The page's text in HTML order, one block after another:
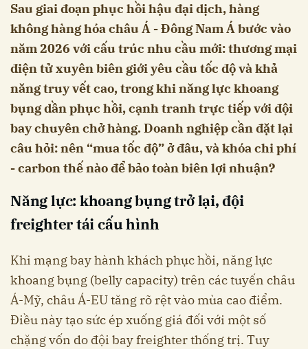
Sau giai đoạn phục hồi hậu đại dịch, hàng
không hàng hóa châu Á - Đông Nam Á bước vào
năm 2026 với cấu trúc nhu cầu mới: thương mại
điện tử xuyên biên giới yêu cầu tốc độ và khả
năng truy vết cao, trong khi năng lực khoang
bụng dần phục hồi, cạnh tranh trực tiếp với đội
bay chuyên chở hàng. Doanh nghiệp cần đặt lại
câu hỏi: nên “mua tốc độ” ở đâu, và khóa chi phí
- carbon thế nào để bảo toàn biên lợi nhuận?
Năng lực: khoang bụng trở lại, đội
freighter tái cấu hình
Khi mạng bay hành khách phục hồi, năng lực
khoang bụng (belly capacity) trên các tuyến châu
Á-Mỹ, châu Á-EU tăng rõ rệt vào mùa cao điểm.
Điều này tạo sức ép xuống giá đối với một số
chặng vốn do đội bay freighter thống trị. Tuy